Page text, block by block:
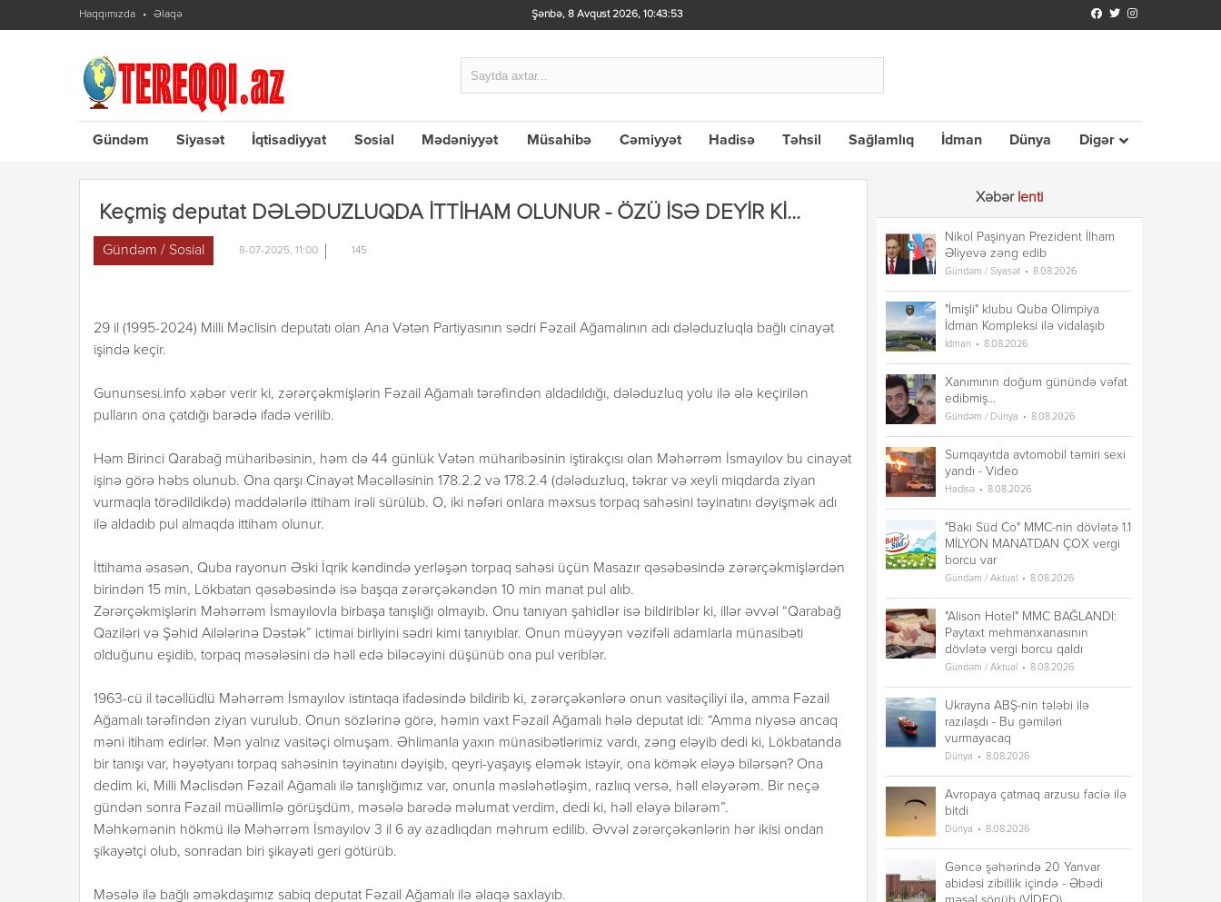
Haqqımızda Əlaqə Şənbə, 8 Avqust 2026,10:43:54
Gündəm Siyasət İqtisadiyyat Sosial Mədəniyyət Müsahibə Cəmiyyət Hadisə Təhsil Sağlamlıq İdman Dünya Digər
Keçmiş deputat DƏLƏDUZLUQDA İTTİHAM OLUNUR - ÖZÜ İSƏ DEYİR Kİ...
Gündəm / Sosial 8-07-2025, 11:00 145
29 il (1995-2024) Milli Məclisin deputatı olan Ana Vətən Partiyasının sədri Fəzail Ağamalının adı dələduzluqla bağlı cinayət
işində keçir.
Gununsesi.info xəbər verir ki, zərərçəkmişlərin Fəzail Ağamalı tərəfindən aldadıldığı, dələduzluq yolu ilə ələ keçirilən
pulların ona çatdığı barədə ifadə verilib.
Həm Birinci Qarabağ müharibəsinin, həm də 44 günlük Vətən müharibəsinin iştirakçısı olan Məhərrəm İsmayılov bu cinayət
işinə görə həbs olunub. Ona qarşı Cinayət Məcəlləsinin 178.2.2 və 178.2.4 (dələduzluq, təkrar və xeyli miqdarda ziyan
vurmaqla törədildikdə) maddələrilə ittiham irəli sürülüb. O, iki nəfəri onlara məxsus torpaq sahəsini təyinatını dəyişmək adı
ilə aldadıb pul almaqda ittiham olunur.
İttihama əsasən, Quba rayonun Əski İqrik kəndində yerləşən torpaq sahəsi üçün Masazır qəsəbəsində zərərçəkmişlərdən
birindən 15 min, Lökbatan qəsəbəsində isə başqa zərərçəkəndən 10 min manat pul alıb.
Zərərçəkmişlərin Məhərrəm İsmayılovla birbaşa tanışlığı olmayıb. Onu tanıyan şahidlər isə bildiriblər ki, illər əvvəl “Qarabağ
Qaziləri və Şəhid Ailələrinə Dəstək” ictimai birliyini sədri kimi tanıyıblar. Onun müəyyən vəzifəli adamlarla münasibəti
olduğunu eşidib, torpaq məsələsini də həll edə biləcəyini düşünüb ona pul veriblər.
1963-cü il təcəllüdlü Məhərrəm İsmayılov istintaqa ifadəsində bildirib ki, zərərçəkənlərə onun vasitəçiliyi ilə, amma Fəzail
Ağamalı tərəfindən ziyan vurulub. Onun sözlərinə görə, həmin vaxt Fəzail Ağamalı hələ deputat idi: “Amma niyəsə ancaq
məni itiham edirlər. Mən yalnız vasitəçi olmuşam. Əhlimanla yaxın münasibətlərimiz vardı, zəng eləyib dedi ki, Lökbatanda
bir tanışı var, həyətyanı torpaq sahəsinin təyinatını dəyişib, qeyri-yaşayış eləmək istəyir, ona kömək eləyə bilərsən? Ona
dedim ki, Milli Məclisdən Fəzail Ağamalı ilə tanışlığımız var, onunla məsləhətləşim, razlııq versə, həll eləyərəm. Bir neçə
gündən sonra Fəzail müəllimlə görüşdüm, məsələ barədə məlumat verdim, dedi ki, həll eləyə bilərəm”.
Məhkəmənin hökmü ilə Məhərrəm İsmayılov 3 il 6 ay azadlıqdan məhrum edilib. Əvvəl zərərçəkənlərin hər ikisi ondan
şikayətçi olub, sonradan biri şikayəti geri götürüb.
Məsələ ilə bağlı əməkdaşımız sabiq deputat Fəzail Ağamalı ilə əlaqə saxlayıb.
Xəbər lenti
Nikol Paşinyan Prezident İlham
Əliyevə zəng edib
Gündəm / Siyasət 8.08.2026
"İmişli" klubu Quba Olimpiya
İdman Kompleksi ilə vidalaşıb
İdman 8.08.2026
Xanımının doğum günündə vəfat
edibmiş...
Gündəm / Dünya 8.08.2026
Sumqayıtda avtomobil təmiri sexi
yandı - Video
Hadisə 8.08.2026
"Bakı Süd Co" MMC-nin dövlətə 1.1
MİLYON MANATDAN ÇOX vergi
borcu var
Gündəm / Aktual 8.08.2026
"Alison Hotel" MMC BAĞLANDI:
Paytaxt mehmanxanasının
dövlətə vergi borcu qaldı
Gündəm / Aktual 8.08.2026
Ukrayna ABŞ-nin tələbi ilə
razılaşdı - Bu gəmiləri
vurmayacaq
Dünya 8.08.2026
Avropaya çatmaq arzusu faciə ilə
bitdi
Dünya 8.08.2026
Gəncə şəhərində 20 Yanvar
abidəsi zibillik içində - Əbədi